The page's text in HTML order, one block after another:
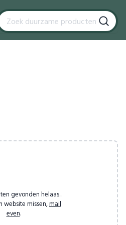
gevonden helaas...
website missen, mail
even.